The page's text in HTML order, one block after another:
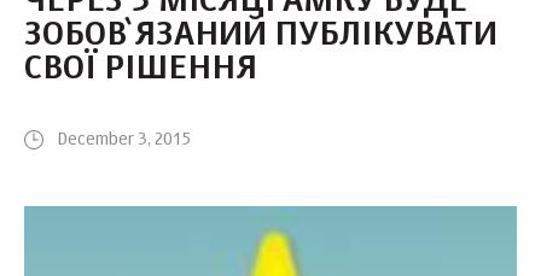
ЗОБОВ`ЯЗАНИЙ ПУБЛІКУВАТИ
СВОЇ РІШЕННЯ
December 3, 2015